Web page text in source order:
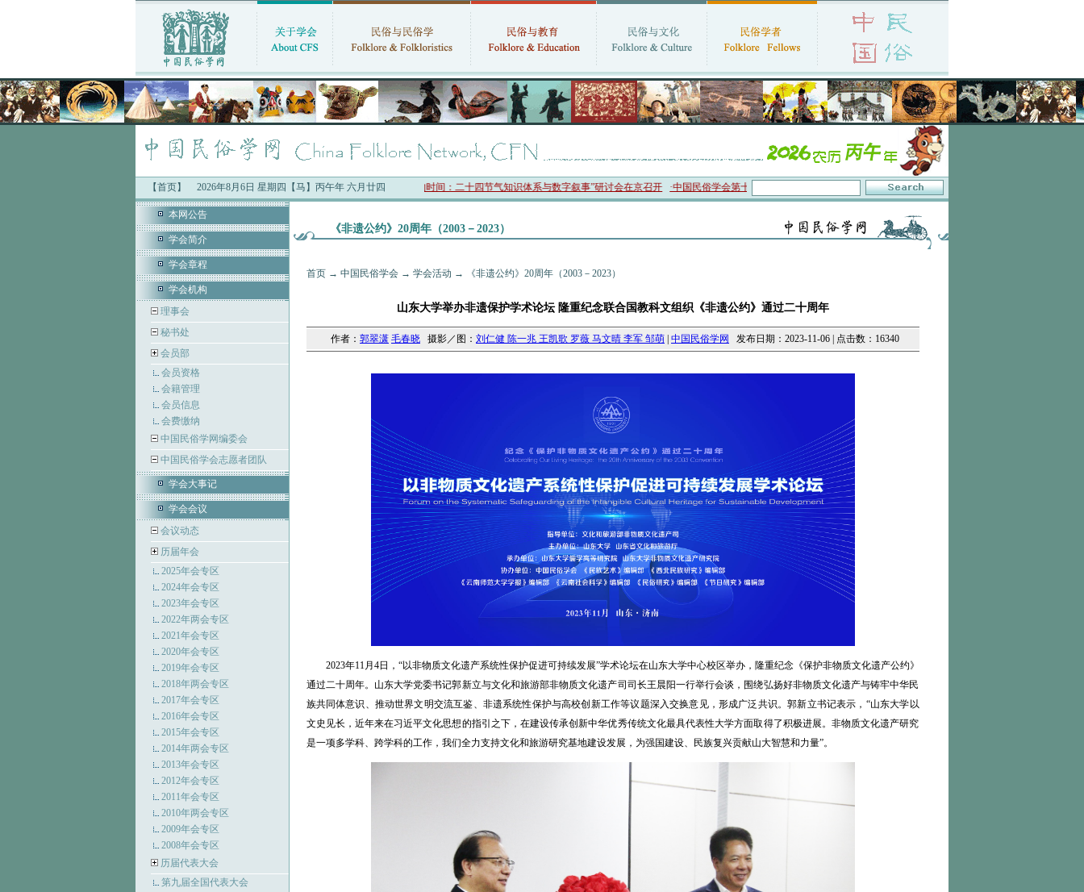
【首页】 2026年8月6日 星期四【马】丙午年 六月廿四
中国民俗学会最新公告： ·“中国人的时间：二十四节气知识体系与数字叙事”研讨会在京召开 ·中国民俗学会第十一届代表大会暨2026年年会征文启事 ·保护非物质文化遗产政府间委员会通过中国民俗学会咨
本网公告
学会简介
学会章程
学会机构
理事会
秘书处
会员部
会员资格
会籍管理
会员信息
会费缴纳
中国民俗学网编委会
中国民俗学会志愿者团队
学会大事记
学会会议
会议动态
历届年会
2025年会专区
2024年会专区
2023年会专区
2022年两会专区
2021年会专区
2020年会专区
2019年会专区
2018年两会专区
2017年会专区
2016年会专区
2015年会专区
2014年两会专区
2013年会专区
2012年会专区
2011年会专区
2010年两会专区
2009年会专区
2008年会专区
历届代表大会
第九届全国代表大会
《非遗公约》20周年（2003－2023）
首页→ 中国民俗学会→ 学会活动 → 《非遗公约》20周年（2003－2023）
山东大学举办非遗保护学术论坛 隆重纪念联合国教科文组织《非遗公约》通过二十周年
作者： 郭翠潇 毛春晓 摄影／图： 刘仁健 陈一兆 王凯歌 罗薇 马文晴 李军 邹萌 中国民俗学网 发布日期：2023-11-06 | 点击数：16340
2023年11月4日，“以非物质文化遗产系统性保护促进可持续发展”学术论坛在山东大学中心校区举办，隆重纪念《保护非物质文化遗产公约》
通过二十周年。山东大学党委书记郭新立与文化和旅游部非物质文化遗产司司长王晨阳一行举行会谈，围绕弘扬好非物质文化遗产与铸牢中华民
族共同体意识、推动世界文明交流互鉴、非遗系统性保护与高校创新工作等议题深入交换意见，形成广泛共识。郭新立书记表示，“山东大学以
文史见长，近年来在习近平文化思想的指引之下，在建设传承创新中华优秀传统文化最具代表性大学方面取得了积极进展。非物质文化遗产研究
是一项多学科、跨学科的工作，我们全力支持文化和旅游研究基地建设发展，为强国建设、民族复兴贡献山大智慧和力量”。